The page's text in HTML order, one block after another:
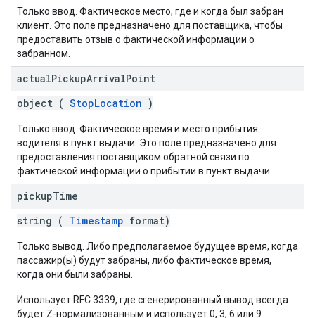
Только ввод. Фактическое место, где и когда был забран
клиент. Это поле предназначено для поставщика, чтобы
предоставить отзыв о фактической информации о
забранном.
actualPickupArrivalPoint
object ( StopLocation )
Только ввод. Фактическое время и место прибытия
водителя в пункт выдачи. Это поле предназначено для
предоставления поставщиком обратной связи по
фактической информации о прибытии в пункт выдачи.
pickupTime
string ( Timestamp format)
Только вывод. Либо предполагаемое будущее время, когда
пассажир(ы) будут забраны, либо фактическое время,
когда они были забраны.
Использует RFC 3339, где сгенерированный вывод всегда
будет Z-нормализованным и использует 0, 3, 6 или 9